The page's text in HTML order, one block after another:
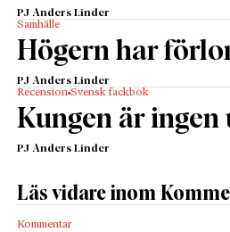
PJ Anders Linder
Samhälle
Högern har
PJ Anders Linder
Recension Svensk fackbok
Kungen är ingen
PJ Anders Linder
Läs vidare inom
Kommentar